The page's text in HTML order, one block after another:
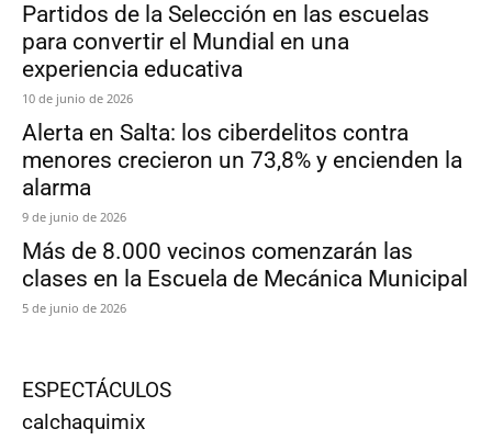
Partidos de la Selección en las escuelas
para convertir el Mundial en una
experiencia educativa
10 de junio de 2026
Alerta en Salta: los ciberdelitos contra
menores crecieron un 73,8% y encienden la
alarma
9 de junio de 2026
Más de 8.000 vecinos comenzarán las
clases en la Escuela de Mecánica Municipal
5 de junio de 2026
ESPECTÁCULOS
calchaquimix